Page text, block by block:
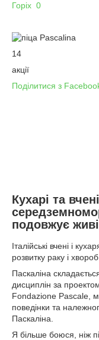
Горіх 0
14
акції
Поділитися з
Кухарі та
подовжує
Італійські вчені і
розвитку раку і
Паскаліна
дисциплін за
Fondazione Pascale,
поведінки та
Паскаліна.
Я більше боюся, ніж